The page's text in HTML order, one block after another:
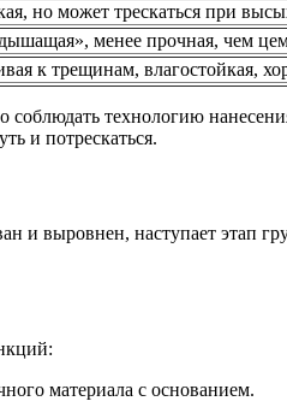
но может трескаться при
менее прочная, чем
к трещинам, влагостойкая,
технологию
и потрескаться.
и выровнен, наступает этап
материала с основанием.